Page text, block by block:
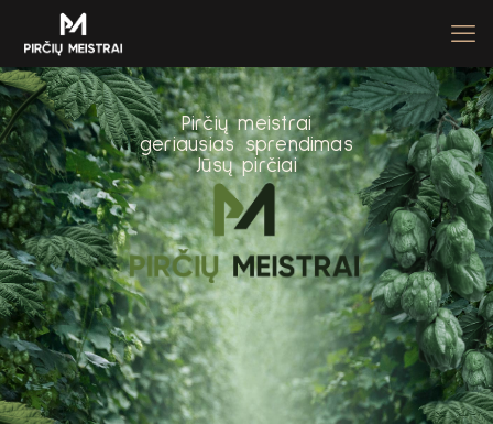
Pirčių meistrai
geriausias sprendimas
Jūsų pirčiai